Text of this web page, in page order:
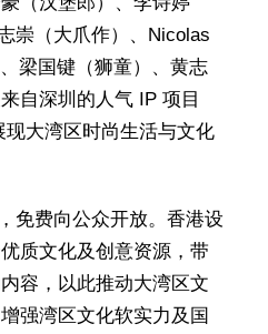
崇（大爪作）、Nicolas
梁国键（狮童）、黄志
自深圳的人气 IP 项目
现大湾区时尚生活与文化
免费向公众开放。香港设
质文化及创意资源，带
容，以此推动大湾区文
强湾区文化软实力及国